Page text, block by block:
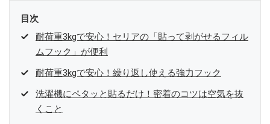
目次
耐荷重3kgで安心！セリアの「貼って剥がせるフィル
ムフック」が便利
耐荷重3kgで安心！繰り返し使える強力フック
洗濯機にペタッと貼るだけ！密着のコツは空気を抜
くこと